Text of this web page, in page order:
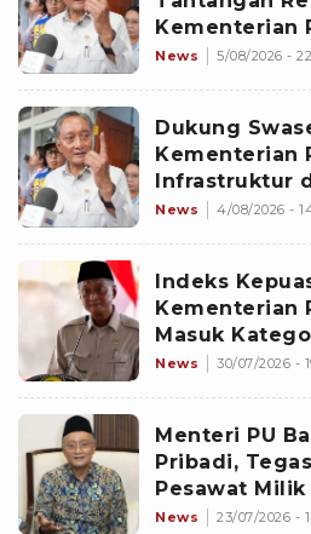
Kementerian
News 5/08/2026 -
Dukung
Kementerian
Infrastruktur
News 4/08/2026 -
Indeks
Kementerian
Masuk
News 30/07/2026 -
Menteri PU
Pribadi,
Pesawat
Efisiensi
News 23/07/2026 -